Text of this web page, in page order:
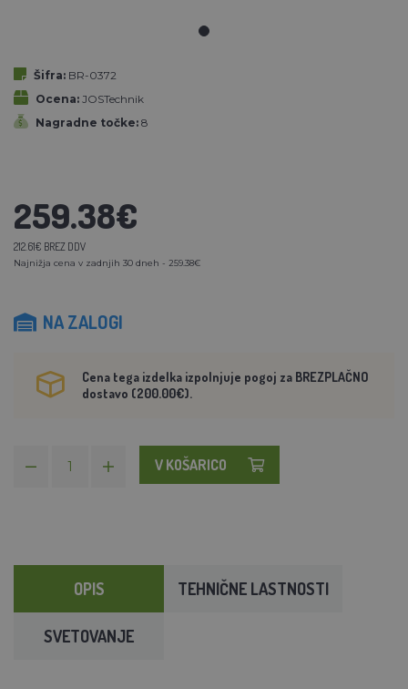
Šifra: BR-0372
Ocena: JOSTechnik
Nagradne točke: 8
259.38€
212.61€ BREZ DDV
Najnižja cena v zadnjih 30 dneh - 259.38€
NA ZALOGI
Cena tega izdelka izpolnjuje pogoj za BREZPLAČNO
dostavo (200.00€).
V KOŠARICO
OPIS TEHNIČNE LASTNOSTI
SVETOVANJE